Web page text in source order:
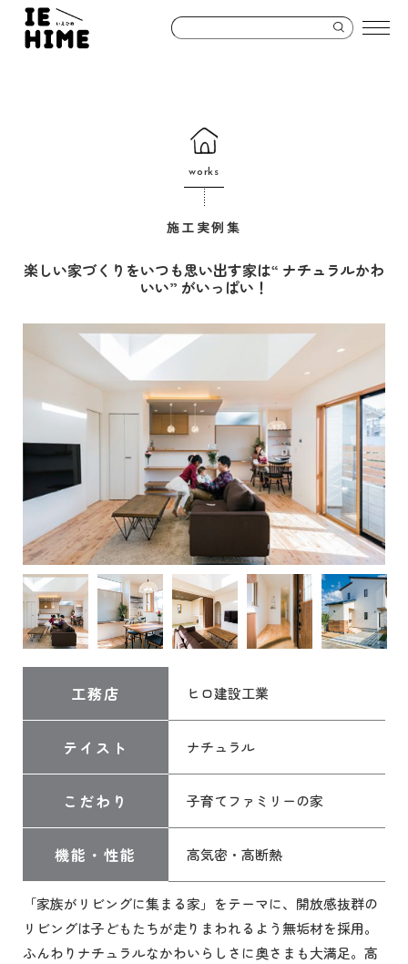
works
施工実例集
楽しい家づくりをいつも思い出す家は“ ナチュラルかわ
いい” がいっぱい！
工務店 ヒロ建設工業
テイスト ナチュラル
こだわり 子育てファミリーの家
機能・性能 高気密・高断熱
「家族がリビングに集まる家」をテーマに、開放感抜群の
リビングは子どもたちが走りまわれるよう無垢材を採用。
ふんわりナチュラルなかわいらしさに奥さまも大満足。高